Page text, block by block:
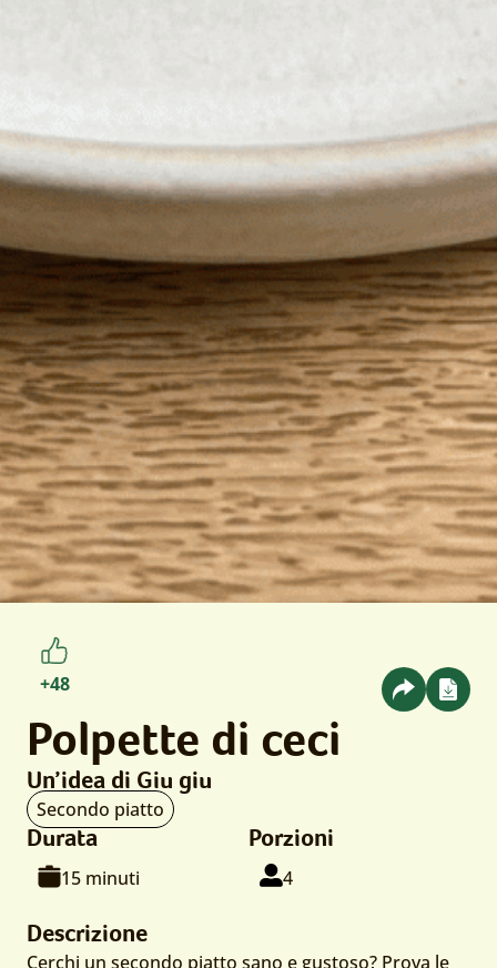
+48numero
apprezzamenti
da
parte
di
utenti
Polpette di ceci
Un’idea di Giu giu
Tipo
di
portata:
Secondo piatto
Durata
Tempo
cottura:
15 minuti
Porzioni
Per
4persone
Descrizione
Cerchi un secondo piatto sano e gustoso? Prova le